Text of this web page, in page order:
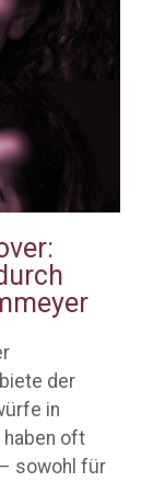
der
in
oft
sowohl für